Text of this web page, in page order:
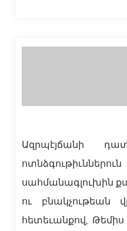
Ազրպէյճանի
սահմանագլուխին
ու բնակչութեան
հետեւանքով,